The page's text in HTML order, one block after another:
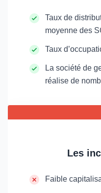
Taux de
moyenne des
Taux
La société de
réalise de
Les
Faible